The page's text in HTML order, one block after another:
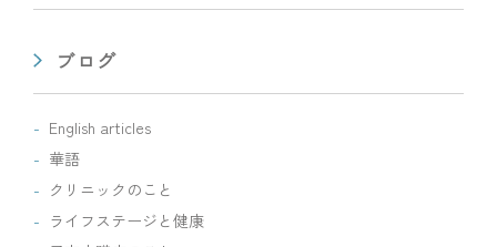
ブログ
English articles
華語
クリニックのこと
ライフステージと健康